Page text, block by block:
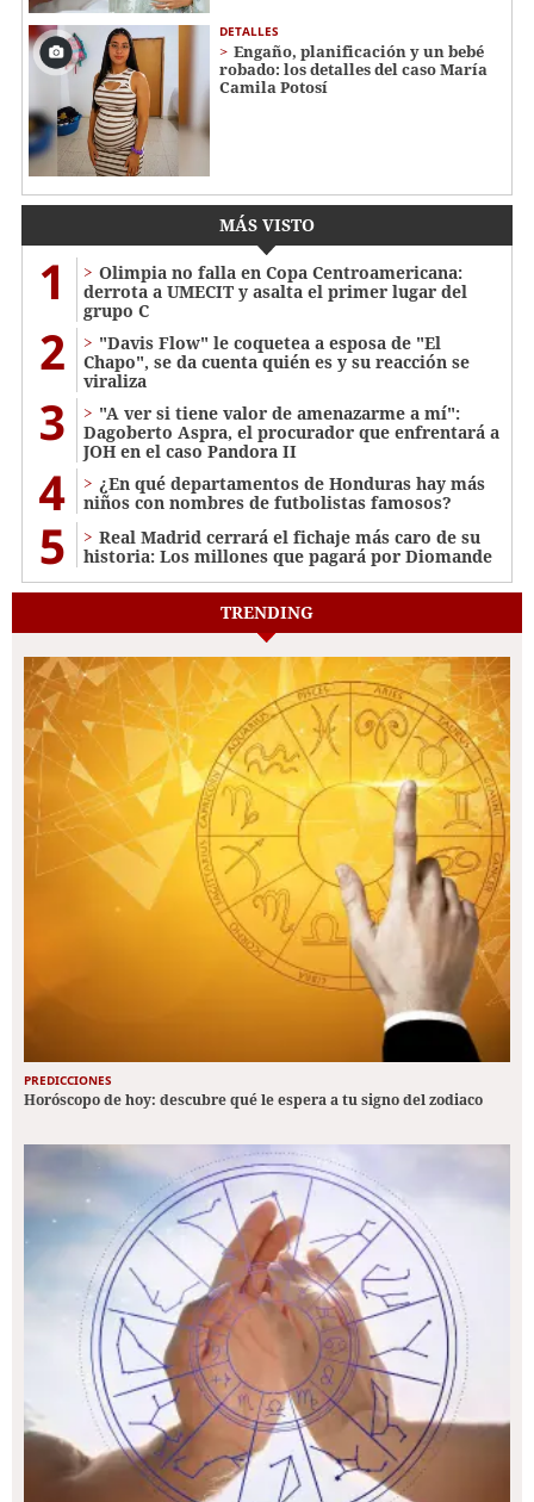
DETALLES
Engaño, planificación y un bebé
robado: los detalles del caso María
Camila Potosí
MÁS VISTO
1
Olimpia no falla en Copa Centroamericana:
derrota a UMECIT y asalta el primer lugar del
grupo C
2
"Davis Flow" le coquetea a esposa de "El
Chapo", se da cuenta quién es y su reacción se
viraliza
3
"A ver si tiene valor de amenazarme a mí":
Dagoberto Aspra, el procurador que enfrentará a
JOH en el caso Pandora II
4
¿En qué departamentos de Honduras hay más
niños con nombres de futbolistas famosos?
5
Real Madrid cerrará el fichaje más caro de su
historia: Los millones que pagará por Diomande
TRENDING
PREDICCIONES
Horóscopo de hoy: descubre qué le espera a tu signo del zodiaco